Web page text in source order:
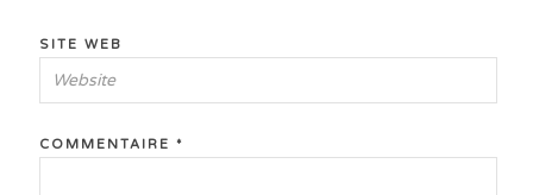
SITE WEB
COMMENTAIRE *